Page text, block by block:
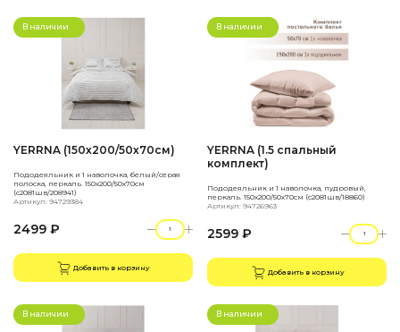
В наличии
YERRNA (150х200/50х70см)
Пододеяльник и 1 наволочка, белый/серая
полоска, перкаль. 150х200/50х70см
(с2081шв/208941)
Артикул: 94729384
2499 ₽
Добавить в корзину
В наличии
YERRNA (1.5 спальный
комплект)
Пододеяльник и 1 наволочка, пудровый,
перкаль. 150х200/50х70см (с2081шв/18860)
Артикул: 94726963
2599 ₽
Добавить в корзину
В наличии В наличии